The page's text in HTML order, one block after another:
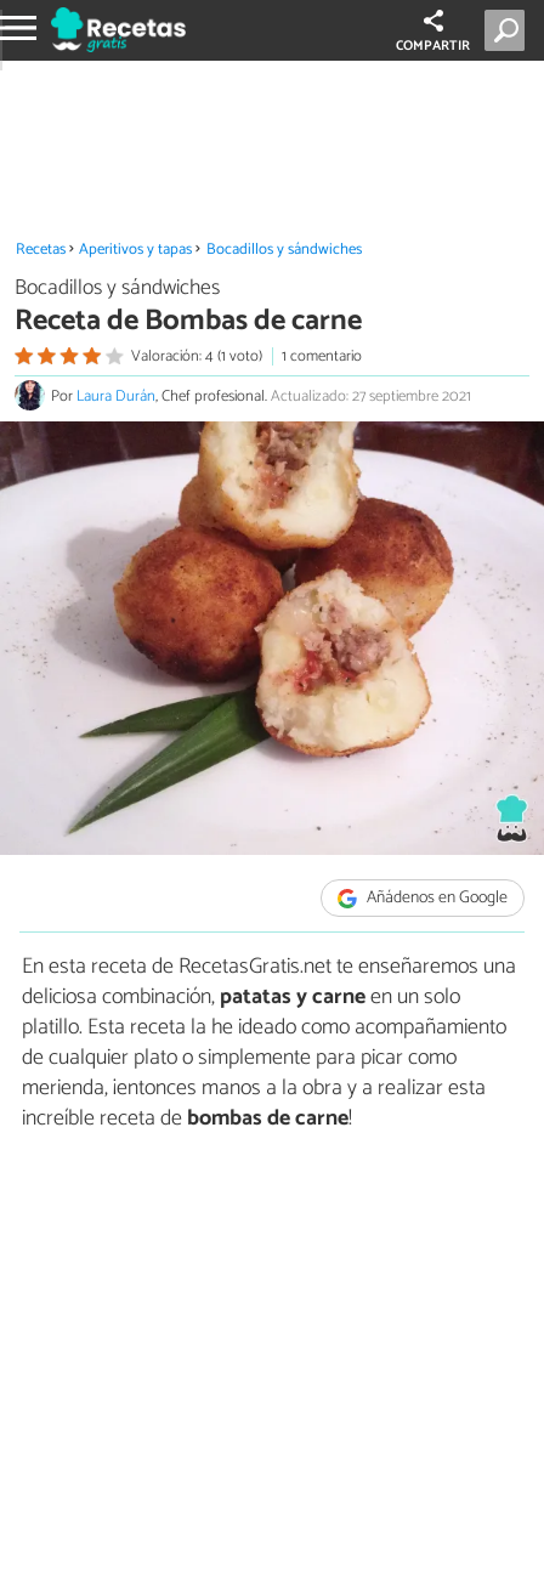
COMPARTIR
Recetas Aperitivos y tapas Bocadillos y sándwiches
Bocadillos y sándwiches
Receta de Bombas de carne
Valoración: 4 (1 voto)
1 comentario
PorLaura Durán, Chef profesional.Actualizado: 27 septiembre 2021
Añádenos en Google
En esta receta de RecetasGratis.net te enseñaremos una
deliciosa combinación,patatas y carneen un solo
platillo. Esta receta la he ideado como acompañamiento
de cualquier plato o simplemente para picar como
merienda, ¡entonces manos a la obra y a realizar esta
increíble receta debombas de carne!